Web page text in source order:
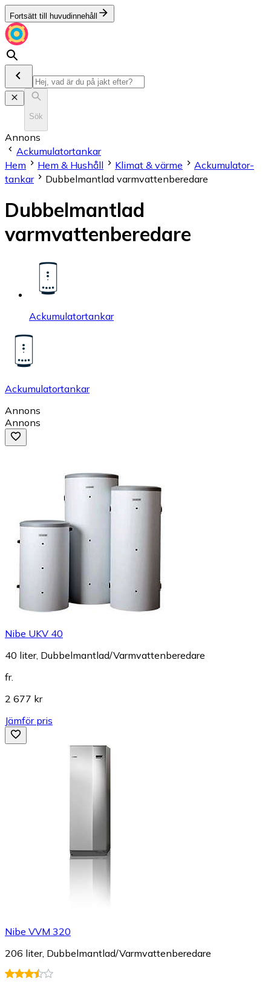
Fortsätt till huvudinnehåll
Sök
Annons
Ackumulator­tankar
Hem
Hem & Hushåll Klimat & värme
Ackumulator­
tankar
Dubbelmantlad varmvattenberedare
Dubbelmantlad
varmvattenberedare
Ackumulatortankar
Ackumulatortankar
Annons
Annons
Nibe UKV 40
40 liter, Dubbelmantlad/Varmvattenberedare
fr.
2 677 kr
Jämför pris
Nibe VVM 320
206 liter, Dubbelmantlad/Varmvattenberedare